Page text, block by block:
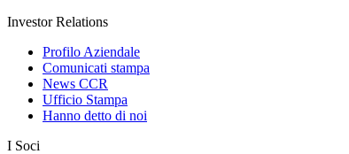
Investor Relations
Profilo Aziendale
Comunicati stampa
News CCR
Ufficio Stampa
Hanno detto di noi
I Soci